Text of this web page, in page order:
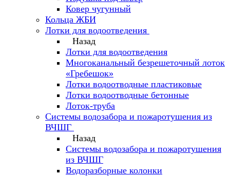
Ковер чугунный
Кольца ЖБИ
Лотки для водоотведения
Назад
Лотки для водоотведения
Многоканальный безрешеточный лоток
«Гребешок»
Лотки водоотводные пластиковые
Лотки водоотводные бетонные
Лоток-труба
Системы водозабора и пожаротушения из
ВЧШГ
Назад
Системы водозабора и пожаротушения
из ВЧШГ
Водоразборные колонки